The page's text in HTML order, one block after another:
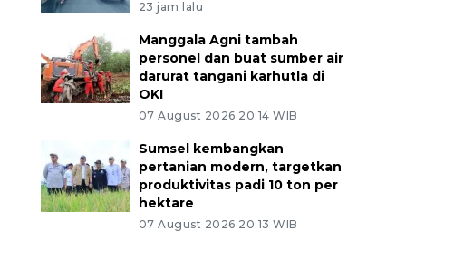
23 jam lalu
Manggala Agni tambah
personel dan buat sumber air
darurat tangani karhutla di
OKI
07 August 2026 20:14 WIB
Sumsel kembangkan
pertanian modern, targetkan
produktivitas padi 10 ton per
hektare
07 August 2026 20:13 WIB